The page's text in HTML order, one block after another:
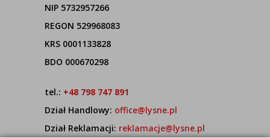
NIP 5732957266
REGON 529968083
KRS 0001133828
BDO 000670298
tel.: +48 798 747 891
Dział Handlowy: office@lysne.pl
Dział Reklamacji: reklamacje@lysne.pl